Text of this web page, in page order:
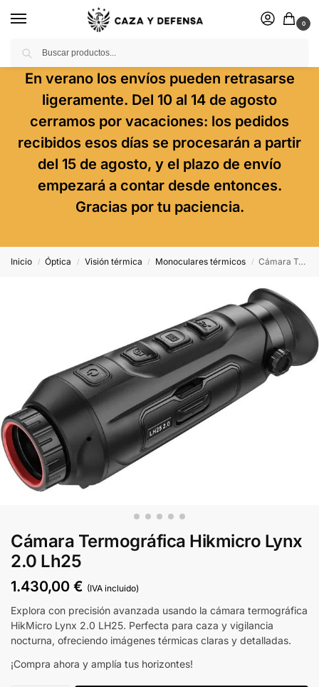
0
En verano los envíos pueden retrasarse
ligeramente. Del 10 al 14 de agosto
cerramos por vacaciones: los pedidos
recibidos esos días se procesarán a partir
del 15 de agosto, y el plazo de envío
empezará a contar desde entonces.
Gracias por tu paciencia.
Inicio / Óptica / Visión térmica / Monoculares térmicos / Cámara Termográfica Hikmicro Lynx 2.0 Lh25
Cámara Termográfica Hikmicro Lynx
2.0 Lh25
1.430,00 € (IVA incluido)
Explora con precisión avanzada usando la cámara termográfica
HikMicro Lynx 2.0 LH25. Perfecta para caza y vigilancia
nocturna, ofreciendo imágenes térmicas claras y detalladas.
¡Compra ahora y amplía tus horizontes!